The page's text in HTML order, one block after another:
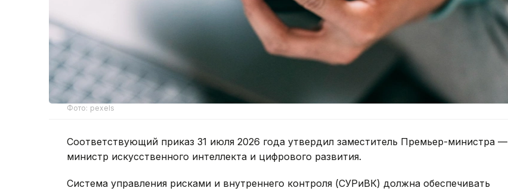
Фото: pexels
Соответствующий приказ 31 июля 2026 года утвердил заместитель Премьер-министра —
министр искусственного интеллекта и цифрового развития.
Система управления рисками и внутреннего контроля (СУРиВК) должна обеспечивать